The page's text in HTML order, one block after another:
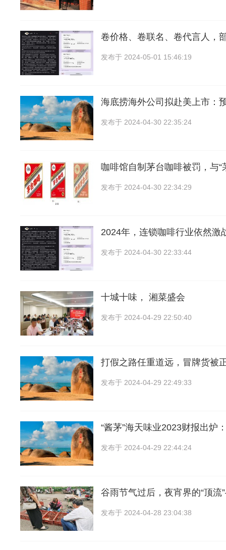
卷价格、卷联名、卷代言人，
发布于 2024-05-01 15:46:19
海底捞海外公司拟赴美上市：
发布于 2024-04-30 22:35:24
咖啡馆自制茅台咖啡被罚，与“
发布于 2024-04-30 22:34:29
2024年，连锁咖啡行业依然激
发布于 2024-04-30 22:33:44
十城十味， 湘菜盛会
发布于 2024-04-29 22:50:40
打假之路任重道远，冒牌货被
发布于 2024-04-29 22:49:33
“酱茅”海天味业2023财报出炉
发布于 2024-04-29 22:44:24
谷雨节气过后，夜宵界的“顶
发布于 2024-04-28 23:04:38